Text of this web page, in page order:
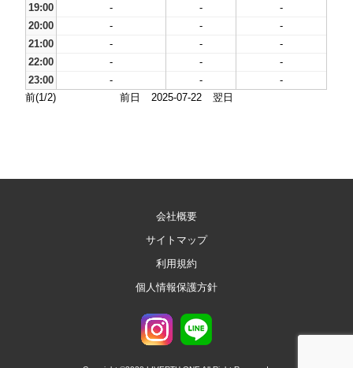
19:00
- -
-
20:00
- -
-
21:00
- -
-
22:00
- -
-
23:00
- -
-
前(1/2)
前日 2025-07-22 翌日
会社概要
サイトマップ
利用規約
個人情報保護方針